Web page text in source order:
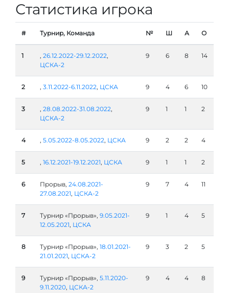
Статистика игрока
# Турнир, Команда № Ш А О
1 , 26.12.2022-29.12.2022,
ЦСКА-2
9 6 8 14
2 , 3.11.2022-6.11.2022, ЦСКА 9 4 6 10
3 , 28.08.2022-31.08.2022,
ЦСКА-2
9 1 1 2
4 , 5.05.2022-8.05.2022, ЦСКА 9 2 2 4
5 , 16.12.2021-19.12.2021, ЦСКА 9 1 1 2
6 Прорыв, 24.08.2021-
27.08.2021, ЦСКА-2
9 7 4 11
7 Турнир «Прорыв», 9.05.2021-
12.05.2021, ЦСКА
9 1 4 5
8 Турнир «Прорыв», 18.01.2021-
21.01.2021, ЦСКА-2
9 3 2 5
9 Турнир «Прорыв», 5.11.2020-
9.11.2020, ЦСКА-2
9 4 4 8